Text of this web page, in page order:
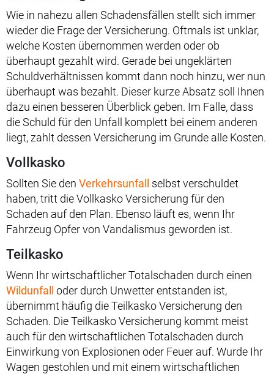
Wie in nahezu allen Schadensfällen stellt sich immer
wieder die Frage der Versicherung. Oftmals ist unklar,
welche Kosten übernommen werden oder ob
überhaupt gezahlt wird. Gerade bei ungeklärten
Schuldverhältnissen kommt dann noch hinzu, wer nun
überhaupt was bezahlt. Dieser kurze Absatz soll Ihnen
dazu einen besseren Überblick geben. Im Falle, dass
die Schuld für den Unfall komplett bei einem anderen
liegt, zahlt dessen Versicherung im Grunde alle Kosten.
Vollkasko
Sollten Sie den Verkehrsunfall
selbst verschuldet
haben, tritt die Vollkasko Versicherung für den
Schaden auf den Plan. Ebenso läuft es, wenn Ihr
Fahrzeug Opfer von Vandalismus geworden ist.
Teilkasko
Wenn Ihr wirtschaftlicher Totalschaden durch einen
Wildunfall
oder durch Unwetter entstanden ist,
übernimmt häufig die Teilkasko Versicherung den
Schaden. Die Teilkasko Versicherung kommt meist
auch für den wirtschaftlichen Totalschaden durch
Einwirkung von Explosionen oder Feuer auf. Wurde Ihr
Wagen gestohlen und mit einem wirtschaftlichen